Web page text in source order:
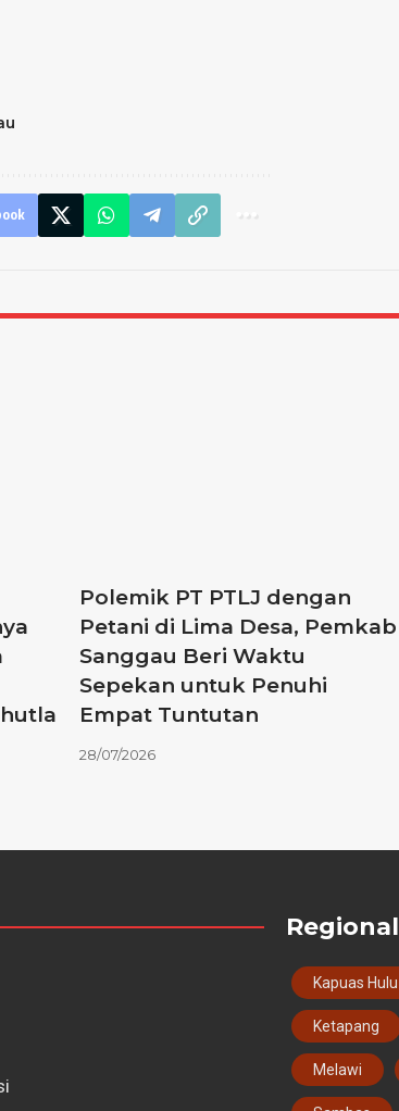
Polemik PT PTLJ dengan
Petani di Lima Desa, Pemkab
Sanggau Beri Waktu
Sepekan untuk Penuhi
Empat Tuntutan
28/07/2026
Regional
Kapuas Hulu
Ketapang
Melawi